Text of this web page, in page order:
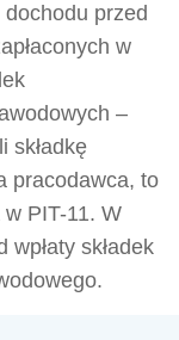
przed
w
–
składkę
pracodawca, to
PIT-11. W
składek